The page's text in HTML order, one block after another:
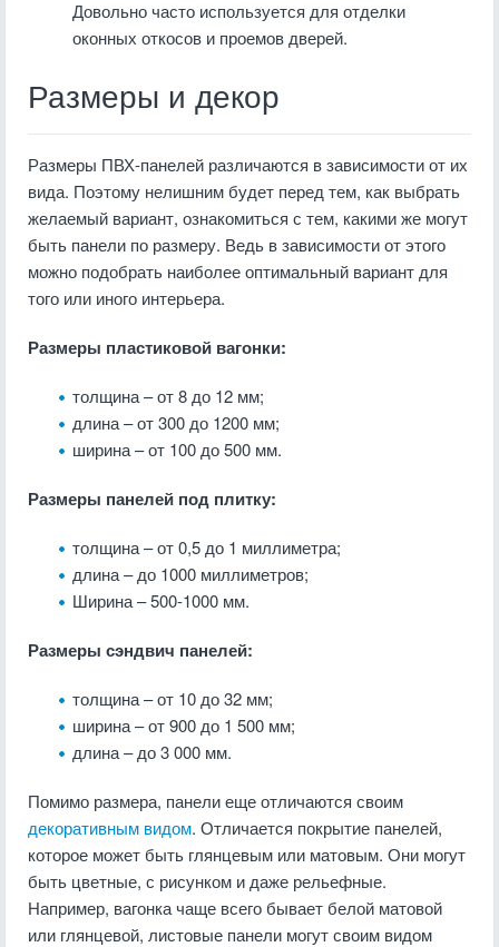
Довольно часто используется для отделки
оконных откосов и проемов дверей.
Размеры и декор
Размеры ПВХ-панелей различаются в зависимости от их
вида. Поэтому нелишним будет перед тем, как выбрать
желаемый вариант, ознакомиться с тем, какими же могут
быть панели по размеру. Ведь в зависимости от этого
можно подобрать наиболее оптимальный вариант для
того или иного интерьера.
Размеры пластиковой вагонки:
толщина – от 8 до 12 мм;
длина – от 300 до 1200 мм;
ширина – от 100 до 500 мм.
Размеры панелей под плитку:
толщина – от 0,5 до 1 миллиметра;
длина – до 1000 миллиметров;
Ширина – 500-1000 мм.
Размеры сэндвич панелей:
толщина – от 10 до 32 мм;
ширина – от 900 до 1 500 мм;
длина – до 3 000 мм.
Помимо размера, панели еще отличаются своим
декоративным видом. Отличается покрытие панелей,
которое может быть глянцевым или матовым. Они могут
быть цветные, с рисунком и даже рельефные.
Например, вагонка чаще всего бывает белой матовой
или глянцевой, листовые панели могут своим видом